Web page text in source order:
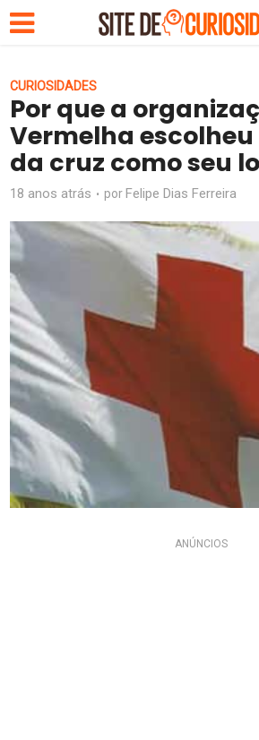
CURIOSIDADES
Por que a
Vermelha
da cruz como seu
18 anos atrás por Felipe Dias Ferreira
ANÚNCIOS